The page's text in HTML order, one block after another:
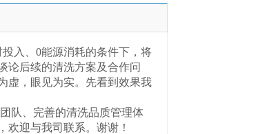
入、0能源消耗的条件下，将
论后续的清洗方案及合作问
虚，眼见为实。先看到效果我
队、完善的清洗品质管理体
迎与我司联系。谢谢！